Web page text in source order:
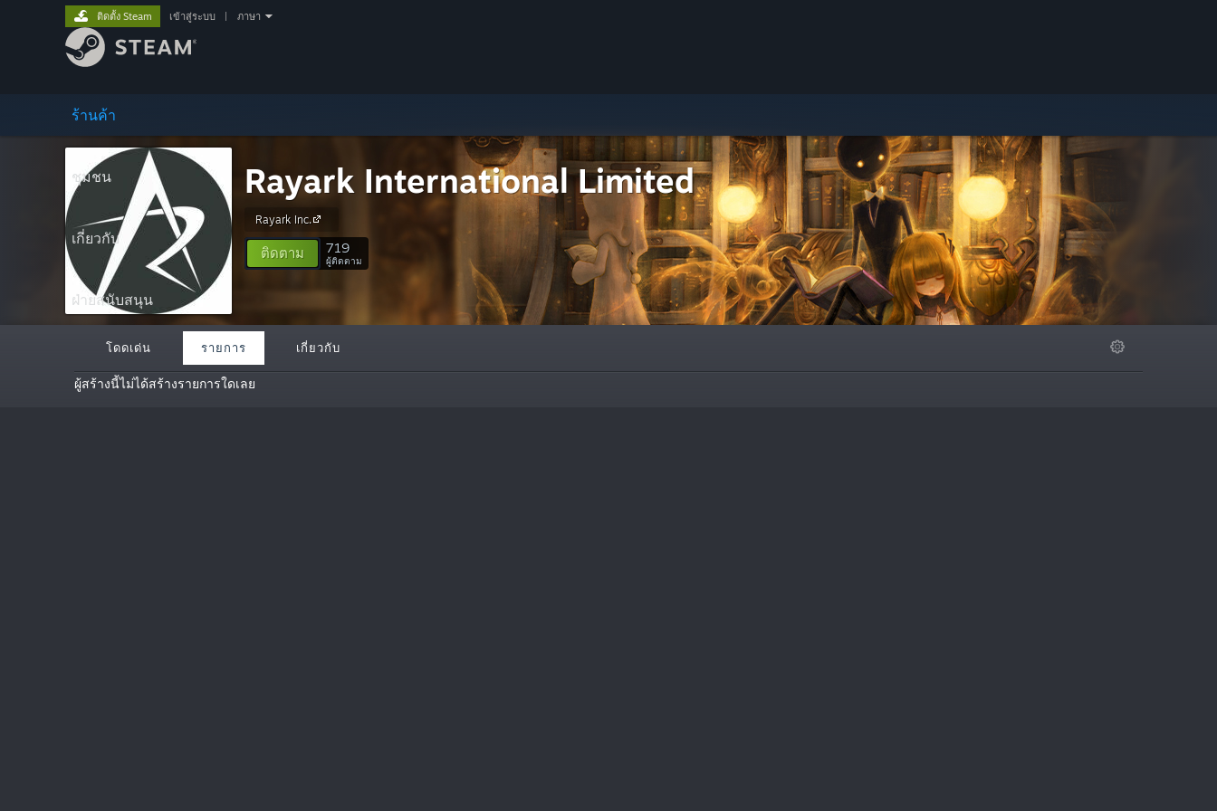
ร้านค้า
ชุมชน
เกี่ยวกับ
ฝ่ายสนับสนุน
ติดตั้ง Steam เข้าสู่ระบบ ภาษา
Rayark International Limited
Rayark Inc.
ติดตาม 719
ผู้ติดตาม
โดดเด่น รายการ เกี่ยวกับ
ผู้สร้างนี้ไม่ได้สร้างรายการใดเลย